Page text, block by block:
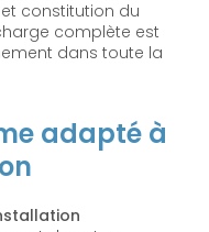
constitution du
complète est
dans toute la
adapté à